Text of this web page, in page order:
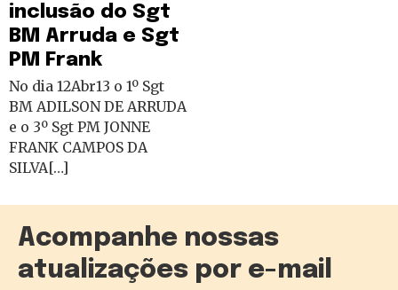
inclusão do Sgt
BM Arruda e Sgt
PM Frank
No dia 12Abr13 o 1º Sgt
BM ADILSON DE ARRUDA
e o 3º Sgt PM JONNE
FRANK CAMPOS DA
SILVA[…]
Acompanhe nossas
atualizações por e-mail